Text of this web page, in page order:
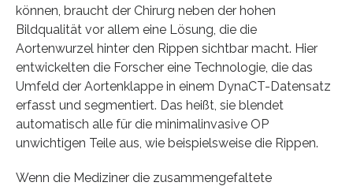
können, braucht der Chirurg neben der hohen
Bildqualität vor allem eine Lösung, die die
Aortenwurzel hinter den Rippen sichtbar macht. Hier
entwickelten die Forscher eine Technologie, die das
Umfeld der Aortenklappe in einem DynaCT-Datensatz
erfasst und segmentiert. Das heißt, sie blendet
automatisch alle für die minimal­invasive OP
unwichtigen Teile aus, wie beispielsweise die Rippen.
Wenn die Mediziner die zusammengefaltete